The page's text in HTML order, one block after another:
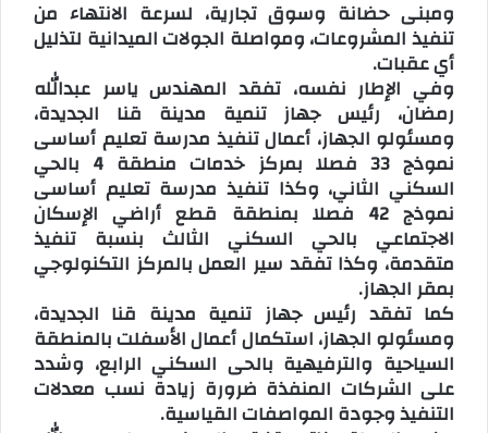
ومبنى حضانة وسوق تجارية، لسرعة الانتهاء من
تنفيذ المشروعات، ومواصلة الجولات الميدانية لتذليل
أي عقبات.
وفي الإطار نفسه، تفقد المهندس ياسر عبدالله
رمضان، رئيس جهاز تنمية مدينة قنا الجديدة،
ومسئولو الجهاز، أعمال تنفيذ مدرسة تعليم أساسى
نموذج 33 فصلا بمركز خدمات منطقة 4 بالحي
السكني الثاني، وكذا تنفيذ مدرسة تعليم أساسى
نموذج 42 فصلا بمنطقة قطع أراضي الإسكان
الاجتماعي بالحي السكني الثالث بنسبة تنفيذ
متقدمة، وكذا تفقد سير العمل بالمركز التكنولوجي
بمقر الجهاز.
كما تفقد رئيس جهاز تنمية مدينة قنا الجديدة،
ومسئولو الجهاز، استكمال أعمال الأسفلت بالمنطقة
السياحية والترفيهية بالحى السكني الرابع، وشدد
على الشركات المنفذة ضرورة زيادة نسب معدلات
التنفيذ وجودة المواصفات القياسية.